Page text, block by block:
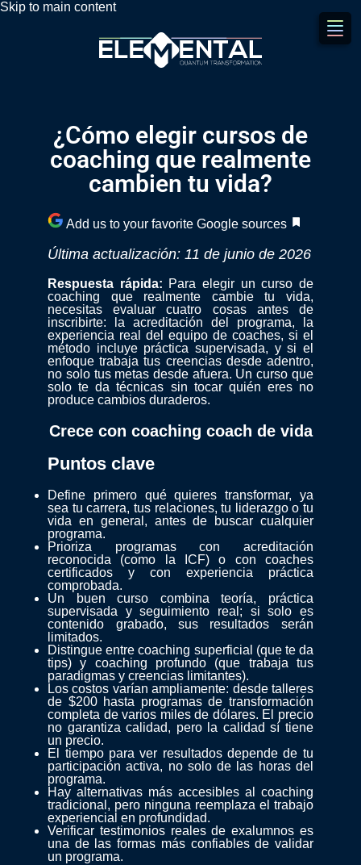
Skip to main content
¿Cómo elegir cursos de
coaching que realmente
cambien tu vida?
Add us to your favorite Google sources
Última actualización: 11 de junio de 2026
Respuesta rápida: Para elegir un curso de
coaching que realmente cambie tu vida,
necesitas evaluar cuatro cosas antes de
inscribirte: la acreditación del programa, la
experiencia real del equipo de coaches, si el
método incluye práctica supervisada, y si el
enfoque trabaja tus creencias desde adentro,
no solo tus metas desde afuera. Un curso que
solo te da técnicas sin tocar quién eres no
produce cambios duraderos.
Crece con coaching coach de vida
Puntos clave
Define primero qué quieres transformar, ya
sea tu carrera, tus relaciones, tu liderazgo o tu
vida en general, antes de buscar cualquier
programa.
Prioriza programas con acreditación
reconocida (como la ICF) o con coaches
certificados y con experiencia práctica
comprobada.
Un buen curso combina teoría, práctica
supervisada y seguimiento real; si solo es
contenido grabado, sus resultados serán
limitados.
Distingue entre coaching superficial (que te da
tips) y coaching profundo (que trabaja tus
paradigmas y creencias limitantes).
Los costos varían ampliamente: desde talleres
de $200 hasta programas de transformación
completa de varios miles de dólares. El precio
no garantiza calidad, pero la calidad sí tiene
un precio.
El tiempo para ver resultados depende de tu
participación activa, no solo de las horas del
programa.
Hay alternativas más accesibles al coaching
tradicional, pero ninguna reemplaza el trabajo
experiencial en profundidad.
Verificar testimonios reales de exalumnos es
una de las formas más confiables de validar
un programa.